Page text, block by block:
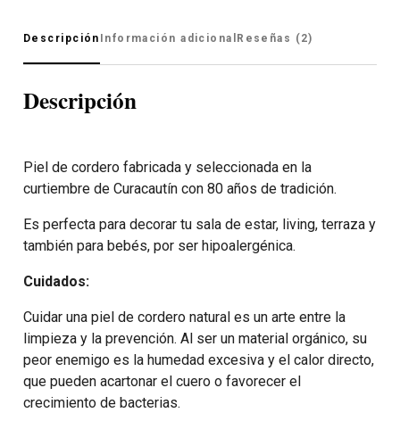
Descripción Información adicional Reseñas (2)
Descripción
Piel de cordero fabricada y seleccionada en la
curtiembre de Curacautín con 80 años de tradición.
Es perfecta para decorar tu sala de estar, living, terraza y
también para bebés, por ser hipoalergénica.
Cuidados:
Cuidar una piel de cordero natural es un arte entre la
limpieza y la prevención. Al ser un material orgánico, su
peor enemigo es la humedad excesiva y el calor directo,
que pueden acartonar el cuero o favorecer el
crecimiento de bacterias.